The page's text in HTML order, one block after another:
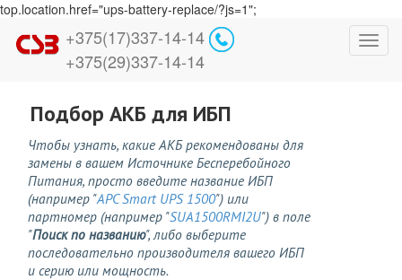
top.location.href="ups-battery-replace/?js=1";
+375(17)337-14-14
+375(29)337-14-14
Подбор АКБ для ИБП
Чтобы узнать, какие АКБ рекомендованы для
замены в вашем Источнике Бесперебойного
Питания, просто введите название ИБП
(например "APC Smart UPS 1500") или
партномер (например "SUA1500RMI2U") в поле
"Поиск по названию", либо выберите
последовательно производителя вашего ИБП
и серию или мощность.